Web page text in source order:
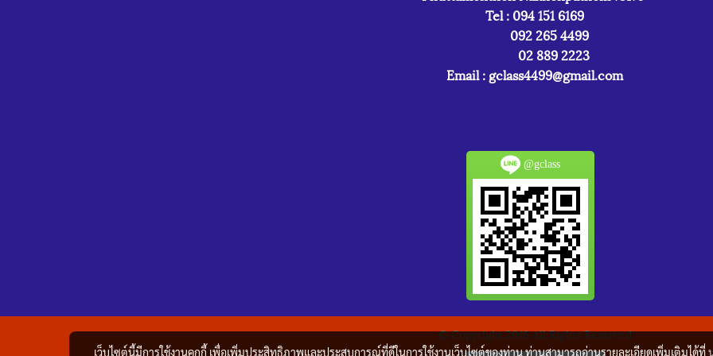
Tel : 094 151 6169
092 265 4499
02 889 2223
Email : gclass4499@gmail.com
@gclass
© Copyright 2016 All Rights Reserved
เว็บไซต์นี้มีการใช้งานคุกกี้ เพื่อเพิ่มประสิทธิภาพและประสบการณ์ที่ดีในการใช้งานเว็บไซต์ของท่าน ท่านสามารถอ่านรายละเอียดเพิ่มเติมได้ที่